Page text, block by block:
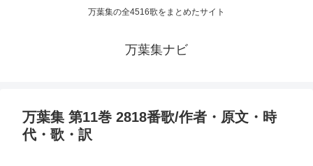
万葉集の全4516歌をまとめたサイト
万葉集ナビ
万葉集 第11巻 2818番歌/作者・原文・時
代・歌・訳